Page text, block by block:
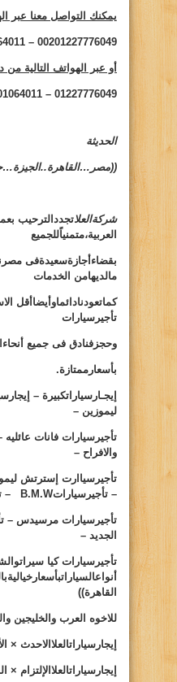
يمكنك التواصل معنا عبر
00201227776049 – 00201001064011 –
أو عبر الهواتف التالية
01227776049 – 01001064011 –
الحديثة
شركةالعلاتجددالترحيب
العربية،متمنياًللجميع
بقضاءأجازةسعيدةفى
مالديهامن الخدمات
كماتعودنادائماوأيضاأقل
تأجيرسيارات
وحجزفنادق فى جميع
بأسعارممتازة.
إيجـارسياراتكبيرة –
ليموزين –
تأجيرسيارات فانات
والافراح –
تأجيرسياارت إسترتش
– تأجيرسياراتB.M.W
–
تأجيرسيارات مرسيدس –
الجديد –
تأجيرسيارات كيا
القاهرة))
للاخوه العرب والخليجين
إيجارسياراتالعلا الاحدث ×
إيجارسياراتالعلا الإلتزام ×